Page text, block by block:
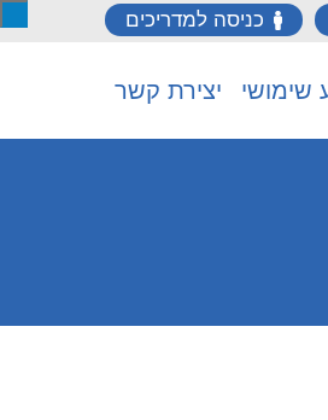
כניסה למדריכים
שימושי יצירת קשר